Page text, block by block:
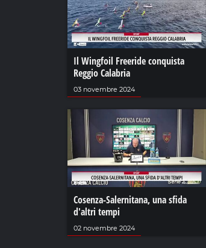
Il Wingfoil Freeride conquista
Reggio Calabria
03 novembre 2024
Cosenza-Salernitana, una sfida
d'altri tempi
02 novembre 2024